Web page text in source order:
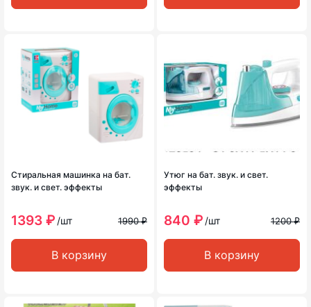
Стиральная машинка на бат.
звук. и свет. эффекты
1393 ₽ /шт 1990 ₽
В корзину
Утюг на бат. звук. и свет.
эффекты
840 ₽ /шт 1200 ₽
В корзину